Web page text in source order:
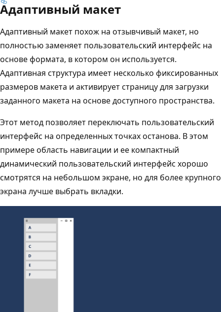
Адаптивный макет
Адаптивный макет похож на отзывчивый макет, но
полностью заменяет пользовательский интерфейс на
основе формата, в котором он используется.
Адаптивная структура имеет несколько фиксированных
размеров макета и активирует страницу для загрузки
заданного макета на основе доступного пространства.
Этот метод позволяет переключать пользовательский
интерфейс на определенных точках останова. В этом
примере область навигации и ее компактный
динамический пользовательский интерфейс хорошо
смотрятся на небольшом экране, но для более крупного
экрана лучше выбрать вкладки.